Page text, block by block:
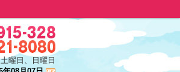
曜日、日曜日